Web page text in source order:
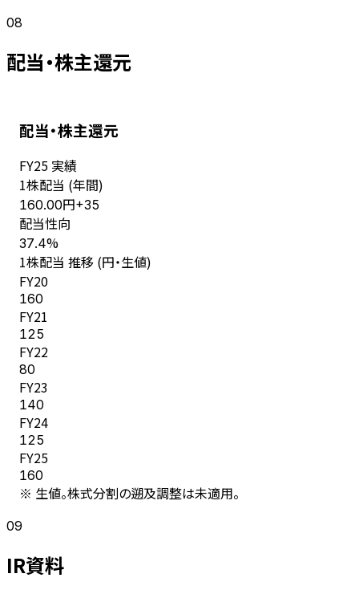
08
配当・株主還元
配当・株主還元
FY25 実績
1株配当 (年間)
160.00円+35
配当性向
37.4%
1株配当 推移 (円・生値)
FY20
160
FY21
125
FY22
80
FY23
140
FY24
125
FY25
160
※ 生値。株式分割の遡及調整は未適用。
09
IR資料